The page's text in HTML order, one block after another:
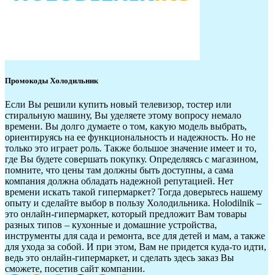
Промокоды Холодильник
Если Вы решили купить новый телевизор, тостер или
стиральную машину, Вы уделяете этому вопросу немало
времени. Вы долго думаете о том, какую модель выбрать,
ориентируясь на ее функциональность и надежность. Но не
только это играет роль. Также большое значение имеет и то,
где Вы будете совершать покупку. Определяясь с магазином,
помните, что цены там должны быть доступны, а сама
компания должна обладать надежной репутацией. Нет
времени искать такой гипермаркет? Тогда доверьтесь нашему
опыту и сделайте выбор в пользу Холодильника. Holodilnik –
это онлайн-гипермаркет, который предложит Вам товары
разных типов – кухонные и домашние устройства,
инструменты для сада и ремонта, все для детей и мам, а также
для ухода за собой. И при этом, Вам не придется куда-то идти,
ведь это онлайн-гипермаркет, и сделать здесь заказ Вы
сможете, посетив сайт компании.